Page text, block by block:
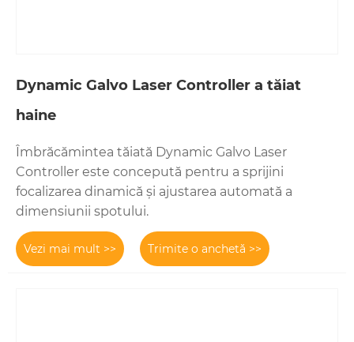
Dynamic Galvo Laser Controller a tăiat
haine
Îmbrăcămintea tăiată Dynamic Galvo Laser
Controller este concepută pentru a sprijini
focalizarea dinamică și ajustarea automată a
dimensiunii spotului.
Vezi mai mult >> Trimite o anchetă >>